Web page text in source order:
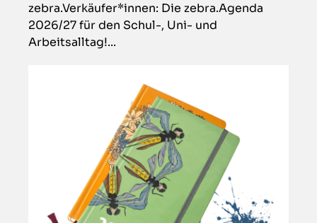
zebra.Verkäufer*innen: Die zebra.Agenda
2026/27 für den Schul-, Uni- und
Arbeitsalltag!...